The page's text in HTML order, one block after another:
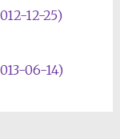
12-25)
06-14)